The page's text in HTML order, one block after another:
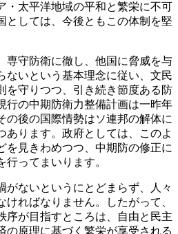
太平洋地域の平和と繁栄に不可
としては、今後ともこの体制を堅
守防衛に徹し、他国に脅威を与
ないという基本理念に従い、文民
を守りつつ、引き続き節度ある防
行の中期防衛力整備計画は一昨年
の後の国際情勢はソ連邦の解体に
あります。政府としては、このよ
を見きわめつつ、中期防の修正に
ってまいります。
ないというにとどまらず、人々
ればなりません。したがって、
序が目指すところは、自由と民主
の原理に基づく繁栄が享受される